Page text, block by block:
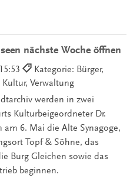
nächste Woche öffnen
Kategorie: Bürger,
Verwaltung
werden in zwei
Kulturbeigeordneter Dr.
6. Mai die Alte Synagoge,
Topf & Söhne, das
Burg Gleichen sowie das
beginnen.